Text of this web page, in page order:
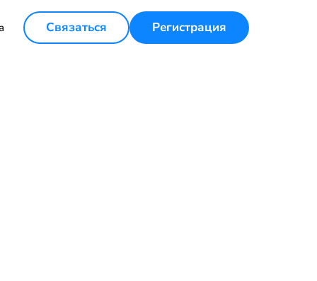
Связаться Регистрация